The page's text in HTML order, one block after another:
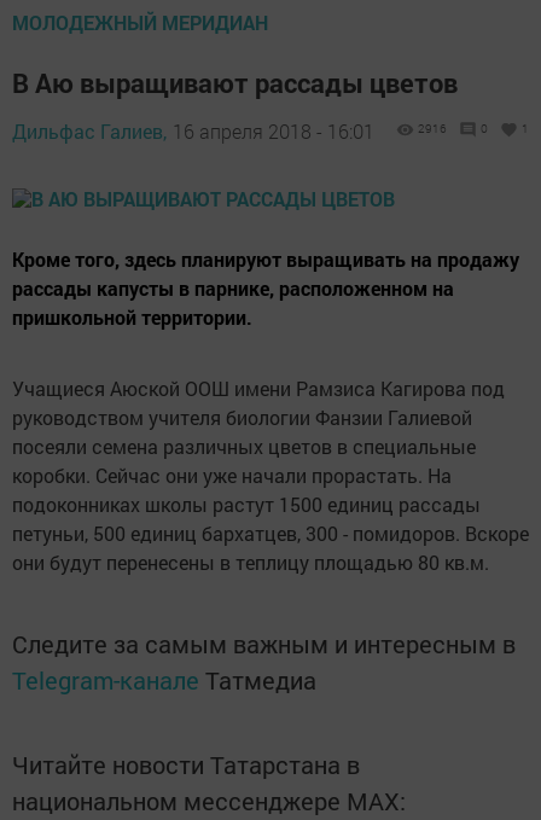
МОЛОДЕЖНЫЙ МЕРИДИАН
В Аю выращивают рассады цветов
Дильфас Галиев, 16 апреля 2018 - 16:01 2916 0 1
Кроме того, здесь планируют выращивать на продажу
рассады капусты в парнике, расположенном на
пришкольной территории.
Учащиеся Аюской ООШ имени Рамзиса Кагирова под
руководством учителя биологии Фанзии Галиевой
посеяли семена различных цветов в специальные
коробки. Сейчас они уже начали прорастать. На
подоконниках школы растут 1500 единиц рассады
петуньи, 500 единиц бархатцев, 300 - помидоров. Вскоре
они будут перенесены в теплицу площадью 80 кв.м.
Следите за самым важным и интересным в
Telegram-канале Татмедиа
Читайте новости Татарстана в
национальном мессенджере MАХ: